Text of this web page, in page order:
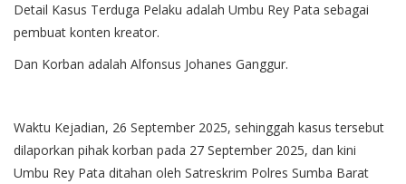
Detail Kasus Terduga Pelaku adalah Umbu Rey Pata sebagai
pembuat konten kreator.
Dan Korban adalah Alfonsus Johanes Ganggur.
Waktu Kejadian, 26 September 2025, sehinggah kasus tersebut
dilaporkan pihak korban pada 27 September 2025, dan kini
Umbu Rey Pata ditahan oleh Satreskrim Polres Sumba Barat